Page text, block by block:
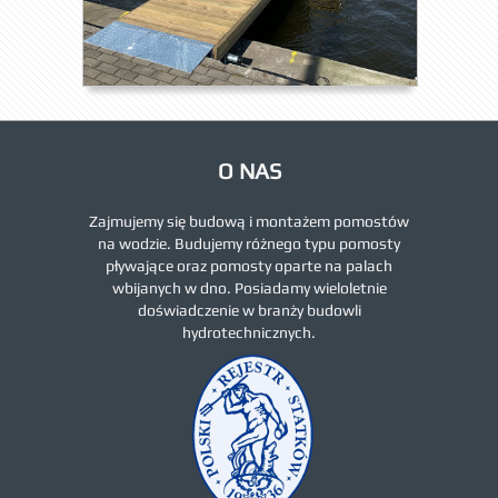
O NAS
Zajmujemy się budową i montażem pomostów
na wodzie. Budujemy różnego typu pomosty
pływające oraz pomosty oparte na palach
wbijanych w dno. Posiadamy wieloletnie
doświadczenie w branży budowli
hydrotechnicznych.